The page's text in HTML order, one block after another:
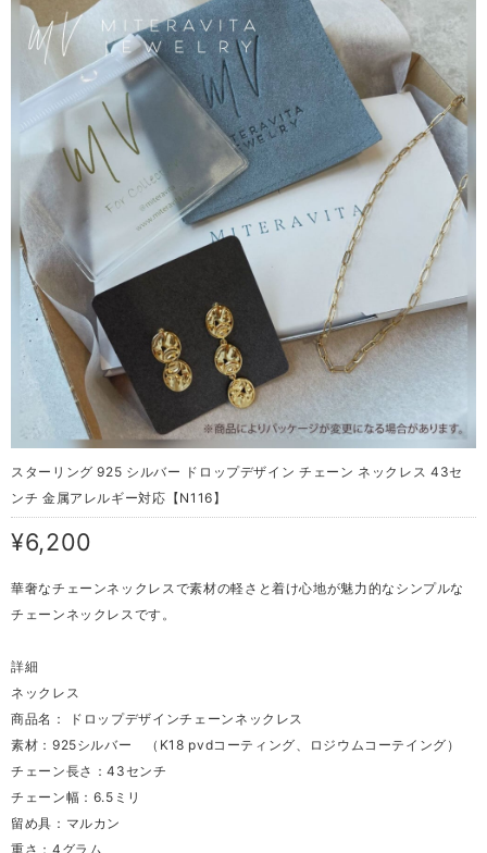
スターリング 925 シルバー ドロップデザイン チェーン ネックレス 43セ
ンチ 金属アレルギー対応【N116】
¥6,200
華奢なチェーンネックレスで素材の軽さと着け心地が魅力的なシンプルな
チェーンネックレスです。
詳細
ネックレス
商品名： ドロップデザインチェーンネックレス
素材：925シルバー （K18 pvdコーティング、ロジウムコーテイング）
チェーン長さ：43センチ
チェーン幅：6.5ミリ
留め具：マルカン
重さ：4グラム